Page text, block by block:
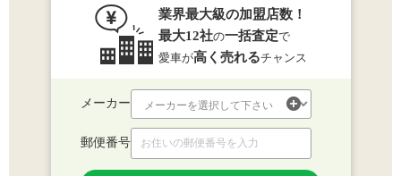
業界最大級の加盟店数！
最大12社の一括査定で
愛車が高く売れるチャンス
メーカー
郵便番号